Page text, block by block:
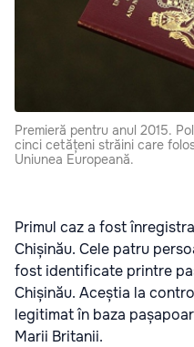
Premieră pentru anul 2015.
cinci cetățeni străini care
Uniunea Europeană.
Primul caz a fost
Chișinău. Cele patru
fost identificate printre
Chișinău. Aceștia la
legitimat în baza
Marii Britanii.